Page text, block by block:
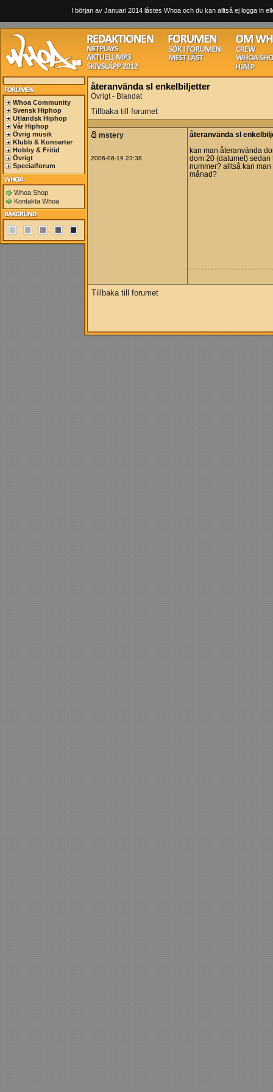
I början av Januari 2014 låstes Whoa och du kan alltså ej logga in
Whoa Community
Svensk Hiphop
Utländsk Hiphop
Vår Hiphop
Övrig musik
Klubb & Konserter
Hobby & Fritid
Övrigt
Specialforum
Whoa Shop
Kontakta Whoa
återanvända sl enkelbiljetter
Övrigt - Blandat
Tillbaka till forumet
mstery
2006-06-19 23:38
återanvända sl
kan man återanvända
dom 20 (datumet)
nummer? alltså kan
månad?
Tillbaka till forumet